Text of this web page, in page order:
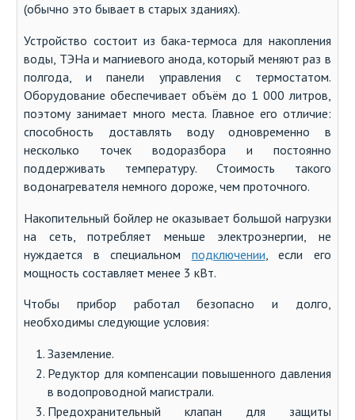
(обычно это бывает в старых зданиях).
Устройство состоит из бака-термоса для накопления
воды, ТЭНа и магниевого анода, который меняют раз в
полгода, и панели управления с термостатом.
Оборудование обеспечивает объём до 1 000 литров,
поэтому занимает много места. Главное его отличие:
способность доставлять воду одновременно в
несколько точек водоразбора и постоянно
поддерживать температуру. Стоимость такого
водонагревателя немного дороже, чем проточного.
Накопительный бойлер не оказывает большой нагрузки
на сеть, потребляет меньше электроэнергии, не
нуждается в специальном подключении , если его
мощность составляет менее 3 кВт.
Чтобы прибор работал безопасно и долго,
необходимы следующие условия:
Заземление.
Редуктор для компенсации повышенного давления
в водопроводной магистрали.
Предохранительный клапан для защиты